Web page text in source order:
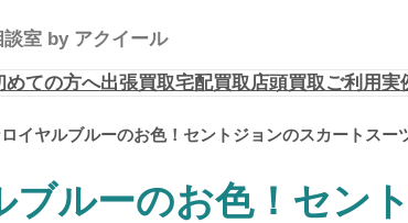
談室 by アクイール
めての方へ出張買取宅配買取店頭買取ご利用実
イヤルブルーのお色！セントジョンのスカートスー
ルーのお色！セン